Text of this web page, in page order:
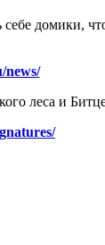
домики,
news/
леса и